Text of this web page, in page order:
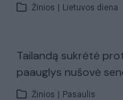
Žinios Lietuvos diena
Tailandą sukrėtė
paauglys nušovė
Žinios Pasaulis